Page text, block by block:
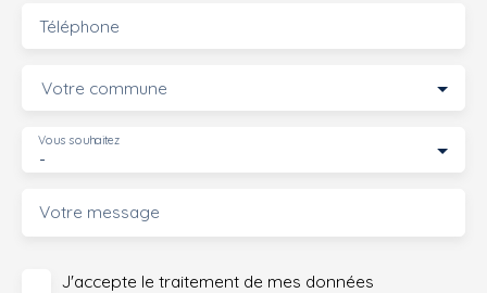
Téléphone
Votre commune
-
Vous souhaitez
Votre message
J'accepte le traitement de mes données